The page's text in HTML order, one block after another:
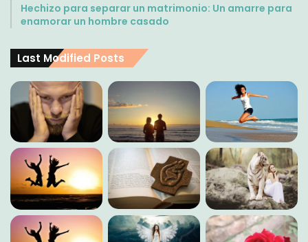
Hechizo para separar un matrimonio: Un amarre para
enamorar un hombre casado
Last Modified Posts